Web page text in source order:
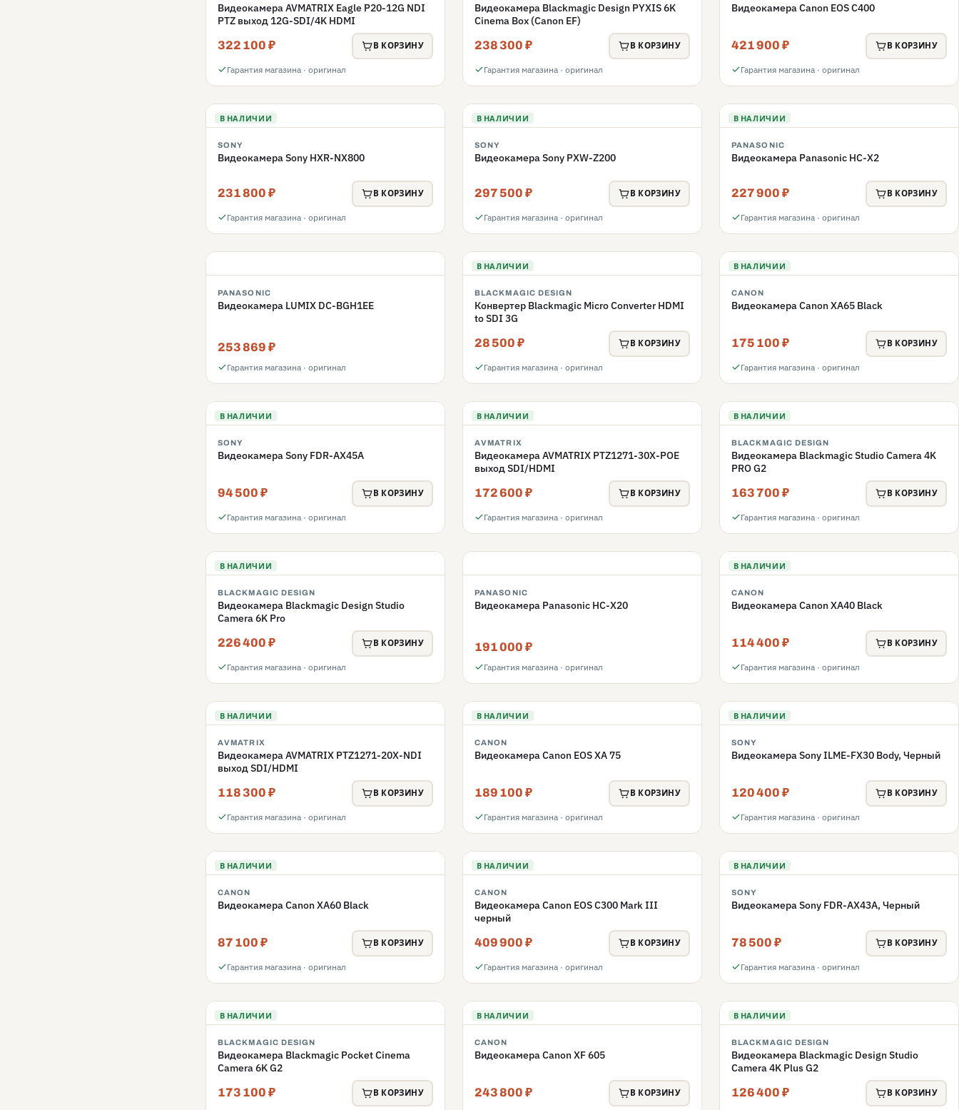
Видеокамера AVMATRIX Eagle P20-12G NDI
PTZ выход 12G-SDI/4K HDMI
322 100 ₽ В КОРЗИНУ
Гарантия магазина · оригинал
Видеокамера Blackmagic Design PYXIS 6K
Cinema Box (Canon EF)
238 300 ₽ В КОРЗИНУ
Гарантия магазина · оригинал
Видеокамера Canon EOS C400
421 900 ₽ В КОРЗИНУ
Гарантия магазина · оригинал
В НАЛИЧИИ
SONY
Видеокамера Sony HXR-NX800
231 800 ₽ В КОРЗИНУ
Гарантия магазина · оригинал
В НАЛИЧИИ
SONY
Видеокамера Sony PXW-Z200
297 500 ₽ В КОРЗИНУ
Гарантия магазина · оригинал
В НАЛИЧИИ
PANASONIC
Видеокамера Panasonic HC-X2
227 900 ₽ В КОРЗИНУ
Гарантия магазина · оригинал
PANASONIC
Видеокамера LUMIX DC-BGH1EE
253 869 ₽
Гарантия магазина · оригинал
В НАЛИЧИИ
BLACKMAGIC DESIGN
Конвертер Blackmagic Micro Converter HDMI
to SDI 3G
28 500 ₽ В КОРЗИНУ
Гарантия магазина · оригинал
В НАЛИЧИИ
CANON
Видеокамера Canon XA65 Black
175 100 ₽ В КОРЗИНУ
Гарантия магазина · оригинал
В НАЛИЧИИ
SONY
Видеокамера Sony FDR-AX45A
94 500 ₽ В КОРЗИНУ
Гарантия магазина · оригинал
В НАЛИЧИИ
AVMATRIX
Видеокамера AVMATRIX PTZ1271-30X-POE
выход SDI/HDMI
172 600 ₽ В КОРЗИНУ
Гарантия магазина · оригинал
В НАЛИЧИИ
BLACKMAGIC DESIGN
Видеокамера Blackmagic Studio Camera 4K
PRO G2
163 700 ₽ В КОРЗИНУ
Гарантия магазина · оригинал
В НАЛИЧИИ
BLACKMAGIC DESIGN
Видеокамера Blackmagic Design Studio
Camera 6K Pro
226 400 ₽ В КОРЗИНУ
Гарантия магазина · оригинал
PANASONIC
Видеокамера Panasonic HC-X20
191 000 ₽
Гарантия магазина · оригинал
В НАЛИЧИИ
CANON
Видеокамера Canon XA40 Black
114 400 ₽ В КОРЗИНУ
Гарантия магазина · оригинал
В НАЛИЧИИ
AVMATRIX
Видеокамера AVMATRIX PTZ1271-20X-NDI
выход SDI/HDMI
118 300 ₽ В КОРЗИНУ
Гарантия магазина · оригинал
В НАЛИЧИИ
CANON
Видеокамера Canon EOS XA 75
189 100 ₽ В КОРЗИНУ
Гарантия магазина · оригинал
В НАЛИЧИИ
SONY
Видеокамера Sony ILME-FX30 Body, Черный
120 400 ₽ В КОРЗИНУ
Гарантия магазина · оригинал
В НАЛИЧИИ
CANON
Видеокамера Canon XA60 Black
87 100 ₽ В КОРЗИНУ
Гарантия магазина · оригинал
В НАЛИЧИИ
CANON
Видеокамера Canon EOS C300 Mark III
черный
409 900 ₽ В КОРЗИНУ
Гарантия магазина · оригинал
В НАЛИЧИИ
SONY
Видеокамера Sony FDR-AX43A, Черный
78 500 ₽ В КОРЗИНУ
Гарантия магазина · оригинал
В НАЛИЧИИ
BLACKMAGIC DESIGN
Видеокамера Blackmagic Pocket Cinema
Camera 6K G2
173 100 ₽ В КОРЗИНУ
В НАЛИЧИИ
CANON
Видеокамера Canon XF 605
243 800 ₽ В КОРЗИНУ
В НАЛИЧИИ
BLACKMAGIC DESIGN
Видеокамера Blackmagic Design Studio
Camera 4K Plus G2
126 400 ₽ В КОРЗИНУ